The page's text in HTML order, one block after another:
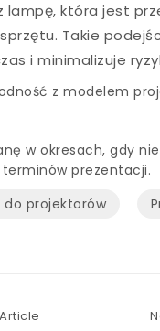
lampę, która jest
Takie
i minimalizuje
z modelem
w okresach, gdy
prezentacji.
do projektorów